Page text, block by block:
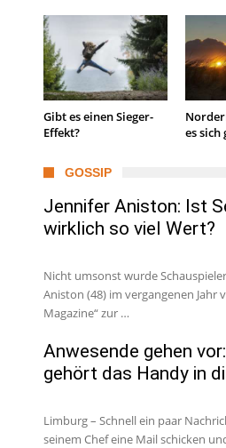
Gibt es einen Sieger-
Effekt?
es sich
GOSSIP
Jennifer Aniston: Ist
wirklich so viel Wert?
Nicht umsonst wurde
Aniston (48) im vergangenen Jahr
Magazine“ zur …
Anwesende gehen
gehört das Handy in
Limburg – Schnell ein paar
seinem Chef eine Mail schicken